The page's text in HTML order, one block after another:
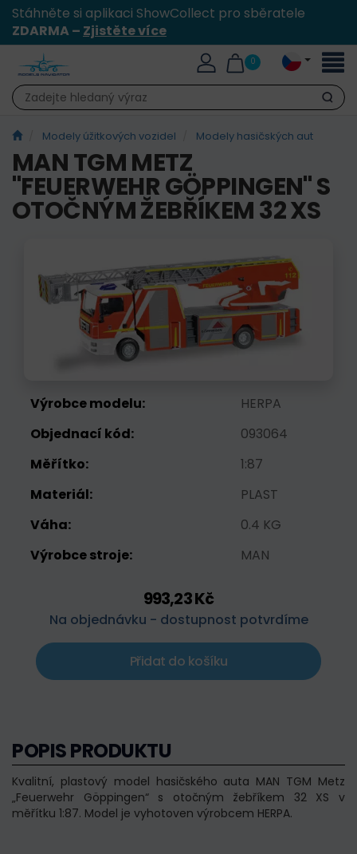
Stáhněte si aplikaci ShowCollect pro sběratele
ZDARMA – Zjistěte více
0
Hledat
Modely úžitkových vozidel Modely hasičských aut
MAN TGM METZ
"FEUERWEHR GÖPPINGEN" S
OTOČNÝM ŽEBŘÍKEM 32 XS
Výrobce modelu:
HERPA
Objednací kód:
093064
Měřítko:
1:87
Materiál:
PLAST
Váha:
0.4 KG
Výrobce stroje:
MAN
993,23 Kč
Na objednávku - dostupnost potvrdíme
Přidat do košíku
POPIS PRODUKTU
Kvalitní, plastový model hasičského auta MAN TGM Metz
„Feuerwehr Göppingen“ s otočným žebříkem 32 XS v
měřítku 1:87. Model je vyhotoven výrobcem HERPA.